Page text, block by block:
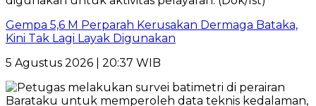
Gempa 5,6 M Perparah Kerusakan Dermaga Bataka,
Kini Tak Lagi Layak Digunakan
5 Agustus 2026 | 20:37 WIB